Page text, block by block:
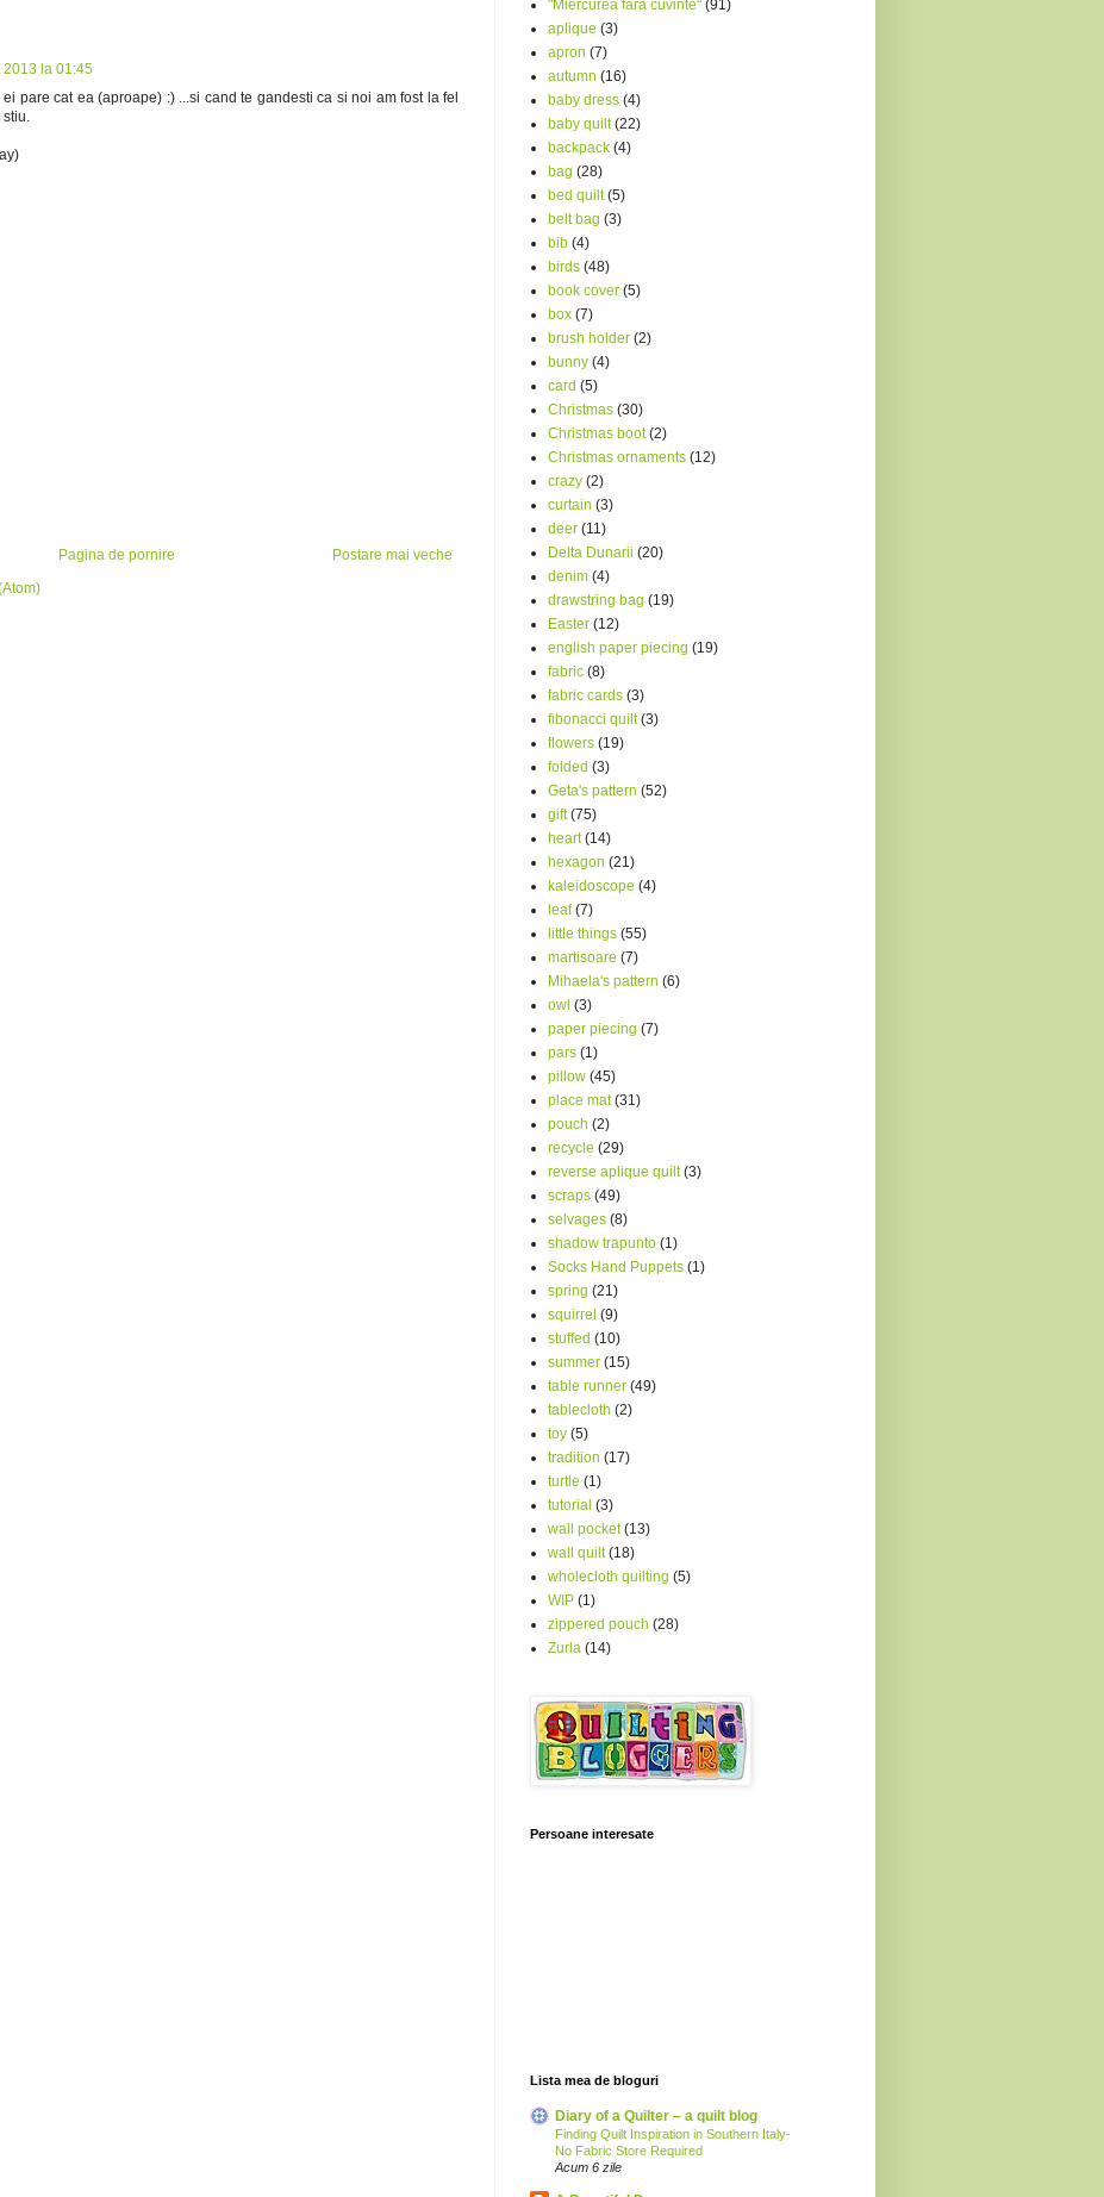
2013 la 01:45
pare cat ea (aproape) :) ...si cand te gandesti ca si noi am fost la fel
Postare mai veche
Pagina de pornire
"Miercurea fara cuvinte" (91)
aplique (3)
apron (7)
autumn (16)
baby dress (4)
baby quilt (22)
backpack (4)
bag (28)
bed quilt (5)
belt bag (3)
bib (4)
birds (48)
book cover (5)
box (7)
brush holder (2)
bunny (4)
card (5)
Christmas (30)
Christmas boot (2)
Christmas ornaments (12)
crazy (2)
curtain (3)
deer (11)
Delta Dunarii (20)
denim (4)
drawstring bag (19)
Easter (12)
english paper piecing (19)
fabric (8)
fabric cards (3)
fibonacci quilt (3)
flowers (19)
folded (3)
Geta's pattern (52)
gift (75)
heart (14)
hexagon (21)
kaleidoscope (4)
leaf (7)
little things (55)
martisoare (7)
Mihaela's pattern (6)
owl (3)
paper piecing (7)
pars (1)
pillow (45)
place mat (31)
pouch (2)
recycle (29)
reverse aplique quilt (3)
scraps (49)
selvages (8)
shadow trapunto (1)
Socks Hand Puppets (1)
spring (21)
squirrel (9)
stuffed (10)
summer (15)
table runner (49)
tablecloth (2)
toy (5)
tradition (17)
turtle (1)
tutorial (3)
wall pocket (13)
wall quilt (18)
wholecloth quilting (5)
WIP (1)
zippered pouch (28)
Zurla (14)
Persoane interesate
Lista mea de bloguri
Diary of a Quilter – a quilt blog
Finding Quilt Inspiration in Southern Italy-
No Fabric Store Required
Acum 6 zile